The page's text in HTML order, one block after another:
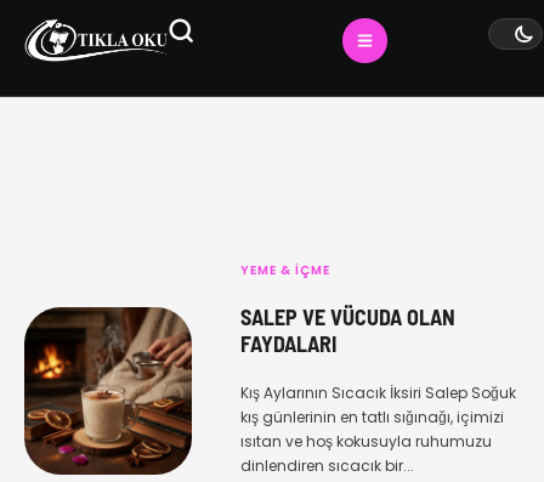
YEME & İÇME
SALEP VE VÜCUDA OLAN
FAYDALARI
Kış Aylarının Sıcacık İksiri Salep Soğuk
kış günlerinin en tatlı sığınağı, içimizi
ısıtan ve hoş kokusuyla ruhumuzu
dinlendiren sıcacık bir...